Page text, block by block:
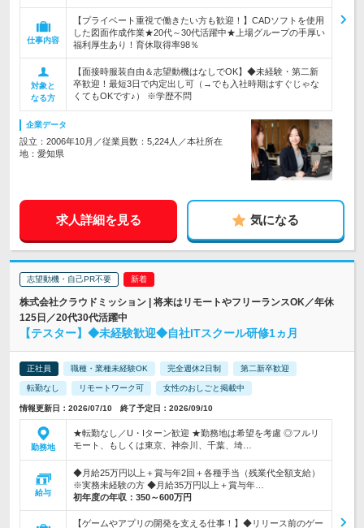
仕事内容
【プライベート重視で働きたい方も歓迎！】CADソフトを使用
した図面作成作業★20代～30代活躍中★上場グループの手厚い
福利厚生あり！育休取得率98％
対象と
なる方
【面接時服装自由＆志望動機はなしでOK】◆未経験・第二新
卒歓迎！最短3日で内定出し可（→でも入社時期はすぐじゃな
くてもOKです♪） ※学歴不問
企業データ
設立：2006年10月／従業員数：5,224人／本社所在
地：愛知県
求人詳細を見る 気になる
志望動機・自己PR不要
株式会社クラウドミッション | 将来はリモートやフリーランスOK／年休
125日／20代30代活躍中
【テスター】◆未経験歓迎◆自社ITスクール研修1ヵ月
正社員 職種・業種未経験OK 完全週休2日制 第二新卒歓迎
転勤なし リモートワーク可 女性のおしごと掲載中
情報更新日：2026/07/10 終了予定日：2026/09/10
勤務地
★転勤なし／U・Iターン歓迎 ★勤務地は希望を考慮 ◎フルリ
モート、もしくは東京、神奈川、千葉、埼…
給与
◆月給25万円以上＋賞与年2回＋各種手当（残業代全額支給）
※実務未経験の方 ◆月給35万円以上＋賞与年…
初年度の年収： 350～600万円
【ゲームやアプリの開発を支える仕事！】◆リリース前のゲー